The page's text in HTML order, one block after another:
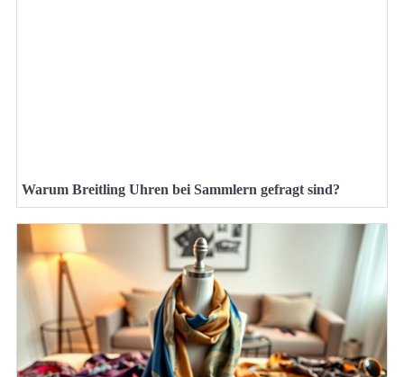
Warum Breitling Uhren bei Sammlern gefragt sind?